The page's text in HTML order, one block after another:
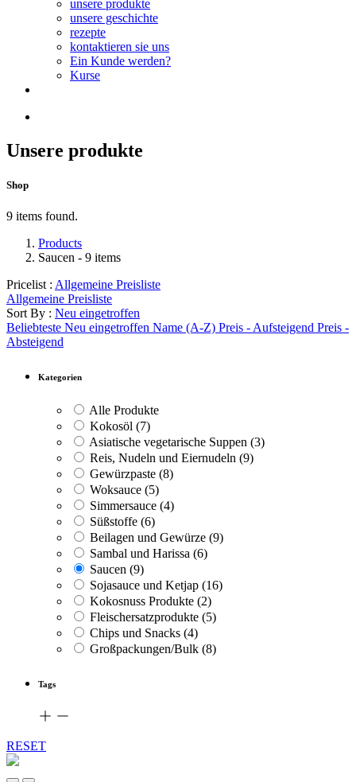
unsere produkte
unsere geschichte
rezepte
kontaktieren sie uns
Ein Kunde werden?
Kurse
Unsere produkte
Shop
9 items found.
Products
Saucen - 9 items
Pricelist : Allgemeine Preisliste
Allgemeine Preisliste
Sort By : Neu eingetroffen
Beliebteste Neu eingetroffen Name (A-Z) Preis - Aufsteigend Preis -
Absteigend
Kategorien
Alle Produkte
Kokosöl (7)
Asiatische vegetarische Suppen (3)
Reis, Nudeln und Eiernudeln (9)
Gewürzpaste (8)
Woksauce (5)
Simmersauce (4)
Süßstoffe (6)
Beilagen und Gewürze (9)
Sambal und Harissa (6)
Saucen (9)
Sojasauce und Ketjap (16)
Kokosnuss Produkte (2)
Fleischersatzprodukte (5)
Chips und Snacks (4)
Großpackungen/Bulk (8)
Tags
RESET